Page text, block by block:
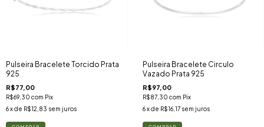
Pulseira Bracelete Torcido Prata
925
R$77,00
R$69,30 com Pix
6x de R$12,83 sem juros
Pulseira Bracelete Circulo
Vazado Prata 925
R$97,00
R$87,30 com Pix
6 x de R$16,17 sem juros